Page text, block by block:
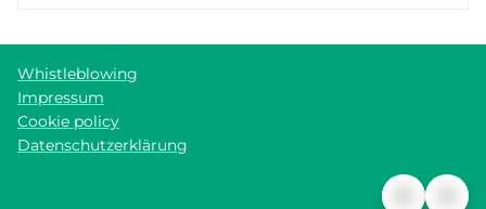
Whistleblowing
Impressum
Cookie policy
Datenschutzerklärung